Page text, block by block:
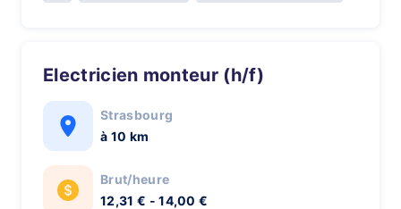
Electricien monteur (h/f)
Strasbourg
à 10 km
Brut/heure
12,31 € - 14,00 €